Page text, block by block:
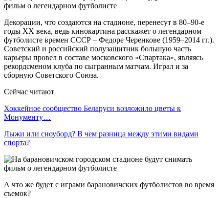
Декорации, что создаются на стадионе, перенесут в 80–90-е
годы ХХ века, ведь кинокартина расскажет о легендарном
футболисте времен СССР – Федоре Черенкове (1959–2014 гг.).
Советский и российский полузащитник большую часть
карьеры провел в составе московского «Спартака», являясь
рекордсменом клуба по сыгранным матчам. Играл и за
сборную Советского Союза.
Сейчас читают
Хоккейное сообщество Беларуси возложило цветы к
Монументу…
Лыжи или сноуборд? В чем разница между этими видами
спорта?
А что же будет с играми барановичских футболистов во время
съемок?